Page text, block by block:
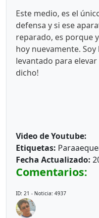
Este medio, es el
defensa y si ese
reparado, es porque
hoy nuevamente.
levantado para
dicho!
Video de Youtube:
Etiquetas:
Fecha Actualizado:
Comentarios:
ID: 21 - Noticia: 4937